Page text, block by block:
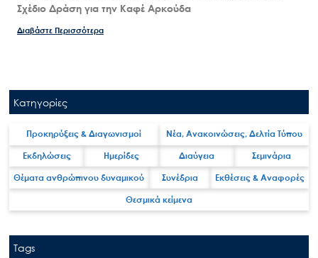
Σχέδιο Δράση για την Καφέ Αρκούδα
Διαβάστε Περισσότερα
Κατηγορίες
Προκηρύξεις & Διαγωνισμοί Νέα, Ανακοινώσεις, Δελτία Τύπου
Εκδηλώσεις Ημερίδες Διαύγεια Σεμινάρια
Θέματα ανθρώπινου δυναμικού Συνέδρια Εκθέσεις & Αναφορές
Θεσμικά κείμενα
Tags